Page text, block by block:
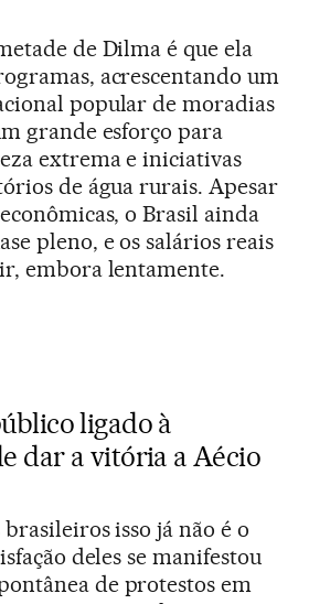
de Dilma é que ela
acrescentando um
popular de moradias
grande esforço para
extrema e iniciativas
de água rurais. Apesar
o Brasil ainda
pleno, e os salários reais
embora lentamente.
ligado à
dar a vitória a Aécio
isso já não é o
deles se manifestou
de protestos em